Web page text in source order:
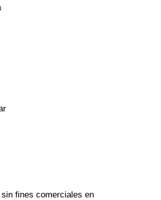
fines comerciales en